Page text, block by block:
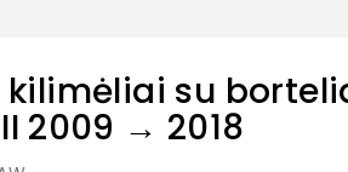
su
2009 → 2018